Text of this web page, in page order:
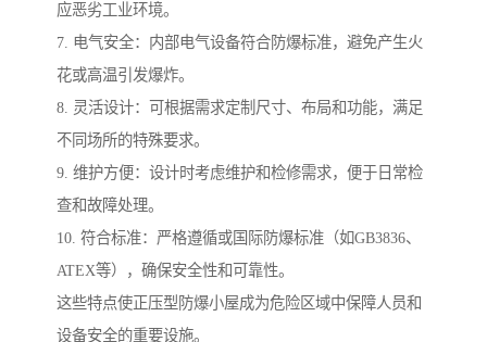
应恶劣工业环境。
7. 电气安全：内部电气设备符合防爆标准，避免产生火
花或高温引发爆炸。
8. 灵活设计：可根据需求定制尺寸、布局和功能，满足
不同场所的特殊要求。
9. 维护方便：设计时考虑维护和检修需求，便于日常检
查和故障处理。
10. 符合标准：严格遵循或国际防爆标准（如GB3836、
ATEX等），确保安全性和可靠性。
这些特点使正压型防爆小屋成为危险区域中保障人员和
设备安全的重要设施。